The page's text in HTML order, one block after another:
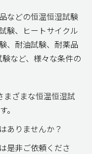
ありませんか？
まざまな恒温恒湿試
。
などの恒温恒湿試験
験、ヒートサイクル
、耐油試験、耐薬品
など、様々な条件の
是非ご依頼くださ